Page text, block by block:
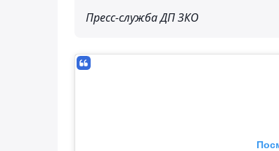
Пресс-служба ДП ЗКО